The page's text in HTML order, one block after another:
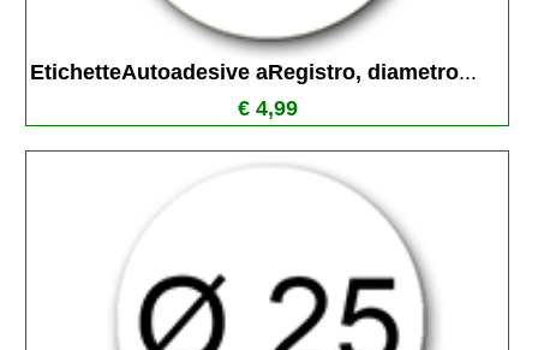
EtichetteAutoadesive aRegistro, diametro...
€ 4,99